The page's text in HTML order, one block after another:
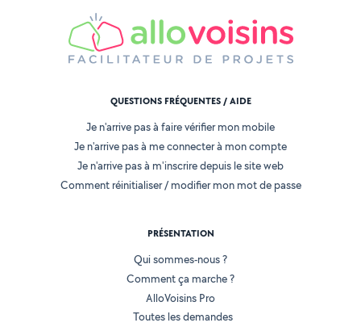
QUESTIONS FRÉQUENTES / AIDE
Je n'arrive pas à faire vérifier mon mobile
Je n'arrive pas à me connecter à mon compte
Je n'arrive pas à m'inscrire depuis le site web
Comment réinitialiser / modifier mon mot de passe
PRÉSENTATION
Qui sommes-nous ?
Comment ça marche ?
AlloVoisins Pro
Toutes les demandes